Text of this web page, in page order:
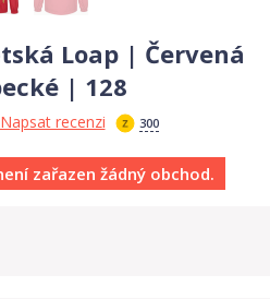
Loap | Červená
| 128
Napsat recenzi 300
zařazen žádný obchod.